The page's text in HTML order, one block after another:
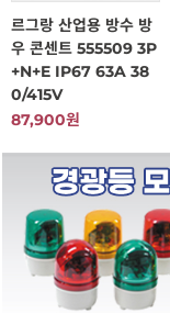
르그랑 산업용 방수 방
우 콘센트 555509 3P
+N+E IP67 63A 38
0/415V
87,900원